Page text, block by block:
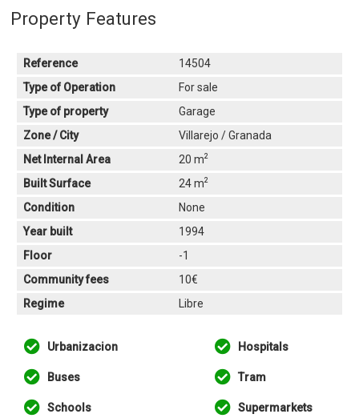
Property Features
Reference
14504
Type of Operation
For sale
Type of property
Garage
Zone / City
Villarejo / Granada
Net Internal Area
20 m2
Built Surface 24 m2
Condition
None
Year built
1994
Floor
-1
Community fees
10€
Regime
Libre
Urbanizacion Hospitals
Buses Tram
Schools Supermarkets